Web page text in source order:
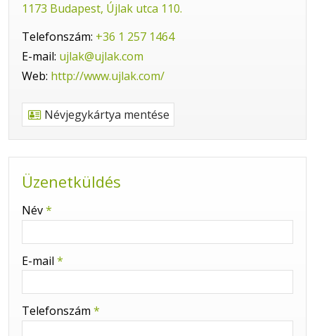
1173 Budapest, Újlak utca 110.
Telefonszám: +36 1 257 1464
E-mail: ujlak@ujlak.com
Web: http://www.ujlak.com/
Névjegykártya mentése
Üzenetküldés
-
Név*
E-mail *
Telefonszám *